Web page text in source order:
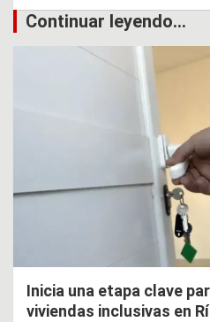
Continuar leyendo...
Inicia una etapa clave
viviendas inclusivas en